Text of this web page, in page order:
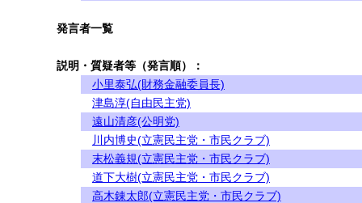
発言者一覧
説明・質疑者等（発言順）：
小里泰弘(財務金融委員長)
津島淳(自由民主党)
遠山清彦(公明党)
川内博史(立憲民主党・市民クラブ)
末松義規(立憲民主党・市民クラブ)
道下大樹(立憲民主党・市民クラブ)
高木錬太郎(立憲民主党・市民クラブ)